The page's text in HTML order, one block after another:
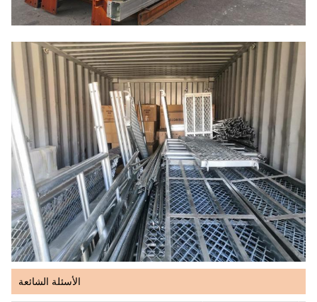
الأسئلة الشائعة